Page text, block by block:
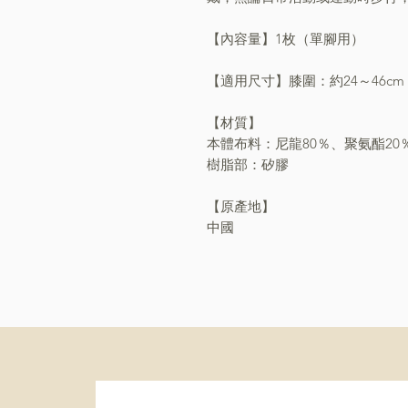
【內容量】1枚（單腳用）
【適用尺寸】膝圍：約24～46cm
【材質】
本體布料：尼龍80％、聚氨酯
樹脂部：矽膠
【原產地】
中國